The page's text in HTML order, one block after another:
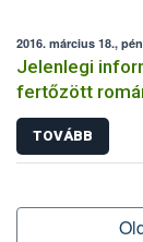
2016. március 18.,
Jelenlegi
fertőzött
TOVÁBB